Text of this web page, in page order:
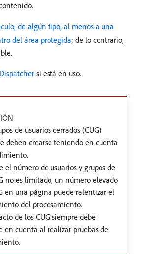
de algún tipo, al menos a una
del área protegida; de lo contrario,
si está en uso.
de usuarios cerrados (CUG)
deben crearse teniendo en cuenta
el número de usuarios y grupos de
no es limitado, un número elevado
en una página puede ralentizar el
del procesamiento.
de los CUG siempre debe
en cuenta al realizar pruebas de